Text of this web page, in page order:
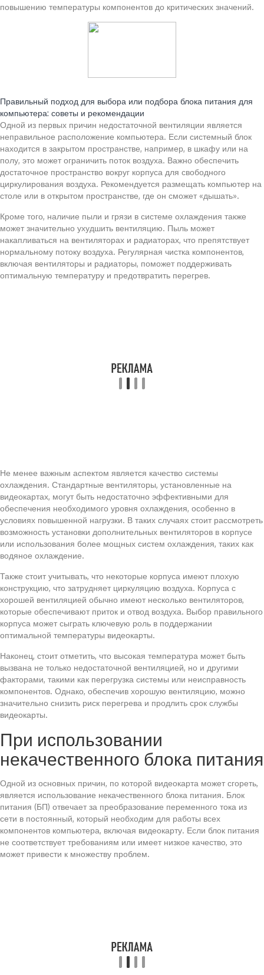
повышению температуры компонентов до критических значений.
Правильный подход для выбора или подбора блока питания для
компьютера: советы и рекомендации
Одной из первых причин недостаточной вентиляции является
неправильное расположение компьютера. Если системный блок
находится в закрытом пространстве, например, в шкафу или на
полу, это может ограничить поток воздуха. Важно обеспечить
достаточное пространство вокруг корпуса для свободного
циркулирования воздуха. Рекомендуется размещать компьютер на
столе или в открытом пространстве, где он сможет «дышать».
Кроме того, наличие пыли и грязи в системе охлаждения также
может значительно ухудшить вентиляцию. Пыль может
накапливаться на вентиляторах и радиаторах, что препятствует
нормальному потоку воздуха. Регулярная чистка компонентов,
включая вентиляторы и радиаторы, поможет поддерживать
оптимальную температуру и предотвратить перегрев.
Не менее важным аспектом является качество системы
охлаждения. Стандартные вентиляторы, установленные на
видеокартах, могут быть недостаточно эффективными для
обеспечения необходимого уровня охлаждения, особенно в
условиях повышенной нагрузки. В таких случаях стоит рассмотреть
возможность установки дополнительных вентиляторов в корпусе
или использования более мощных систем охлаждения, таких как
водяное охлаждение.
Также стоит учитывать, что некоторые корпуса имеют плохую
конструкцию, что затрудняет циркуляцию воздуха. Корпуса с
хорошей вентиляцией обычно имеют несколько вентиляторов,
которые обеспечивают приток и отвод воздуха. Выбор правильного
корпуса может сыграть ключевую роль в поддержании
оптимальной температуры видеокарты.
Наконец, стоит отметить, что высокая температура может быть
вызвана не только недостаточной вентиляцией, но и другими
факторами, такими как перегрузка системы или неисправность
компонентов. Однако, обеспечив хорошую вентиляцию, можно
значительно снизить риск перегрева и продлить срок службы
видеокарты.
При использовании
некачественного блока питания
Одной из основных причин, по которой видеокарта может сгореть,
является использование некачественного блока питания. Блок
питания (БП) отвечает за преобразование переменного тока из
сети в постоянный, который необходим для работы всех
компонентов компьютера, включая видеокарту. Если блок питания
не соответствует требованиям или имеет низкое качество, это
может привести к множеству проблем.